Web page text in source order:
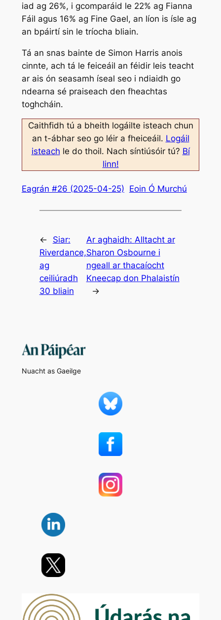
iad ag 26%, i gcomparáid le 22% ag Fianna
Fáil agus 16% ag Fine Gael, an líon is ísle ag
an bpáirtí sin le tríocha bliain.
Tá an snas bainte de Simon Harris anois
cinnte, ach tá le feiceáil an féidir leis teacht
ar ais ón seasamh íseal seo i ndiaidh go
ndearna sé praiseach den fheachtas
toghcháin.
Caithfidh tú a bheith logáilte isteach chun
an t-ábhar seo go léir a fheiceáil. Logáil
isteach le do thoil. Nach síntiúsóir tú? Bí
linn!
Eagrán #26 (2025-04-25) Eoin Ó Murchú
←
Siar:
Riverdance,
ag
ceiliúradh
30 bliain
Ar aghaidh: Alltacht ar
Sharon Osbourne i
ngeall ar thacaíocht
Kneecap don Phalaistín
→
Nuacht as Gaeilge